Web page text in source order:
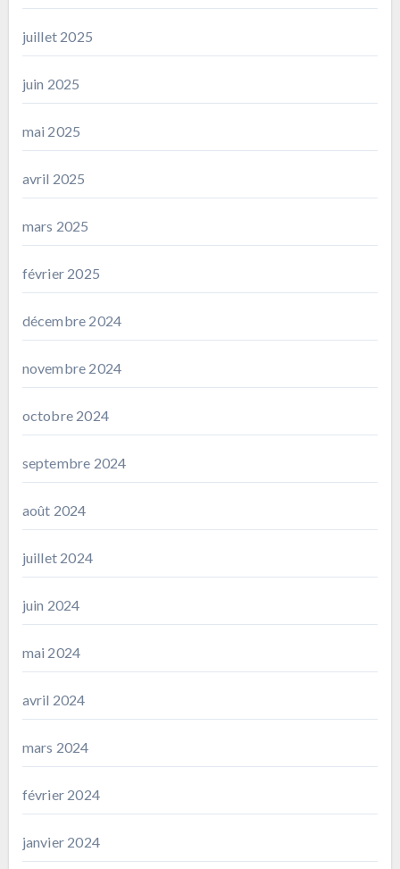
juillet 2025
juin 2025
mai 2025
avril 2025
mars 2025
février 2025
décembre 2024
novembre 2024
octobre 2024
septembre 2024
août 2024
juillet 2024
juin 2024
mai 2024
avril 2024
mars 2024
février 2024
janvier 2024